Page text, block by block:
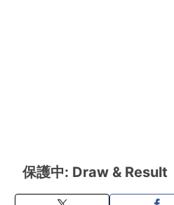
保護中: Draw & Result